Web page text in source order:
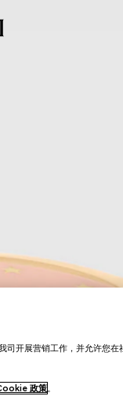
开展营销工作，并允许您在
政策。